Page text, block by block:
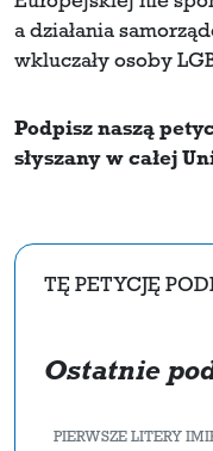
a działania
wkluczały osoby
Podpisz naszą
słyszany w całej
TĘ PETYCJĘ
Ostatnie
PIERWSZE LITERY